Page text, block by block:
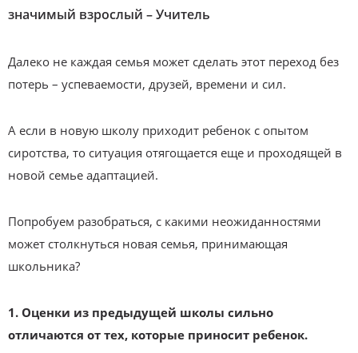
значимый взрослый – Учитель
Далеко не каждая семья может сделать этот переход без
потерь – успеваемости, друзей, времени и сил.
А если в новую школу приходит ребенок с опытом
сиротства, то ситуация отягощается еще и проходящей в
новой семье адаптацией.
Попробуем разобраться, с какими неожиданностями
может столкнуться новая семья, принимающая
школьника?
1. Оценки из предыдущей школы сильно
отличаются от тех, которые приносит ребенок.